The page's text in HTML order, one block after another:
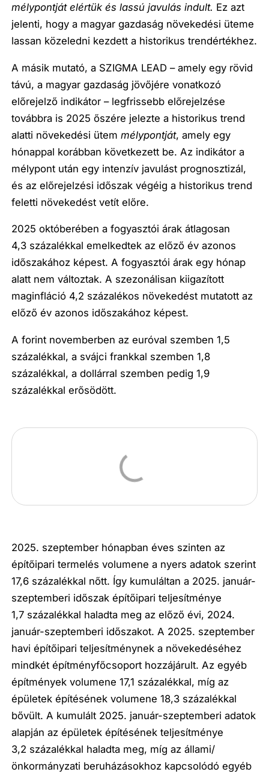
mélypontját elértük és lassú javulás indult. Ez azt
jelenti, hogy a magyar gazdaság növekedési üteme
lassan közeledni kezdett a historikus trendértékhez.
A másik mutató, a SZIGMA LEAD – amely egy rövid
távú, a magyar gazdaság jövőjére vonatkozó
előrejelző indikátor – legfrissebb előrejelzése
továbbra is 2025 őszére jelezte a historikus trend
alatti növekedési ütemmélypontját, amely egy
hónappal korábban következett be. Az indikátor a
mélypont után egy intenzív javulást prognosztizál,
és az előrejelzési időszak végéig a historikus trend
feletti növekedést vetít előre.
2025 októberében a fogyasztói árak átlagosan
4,3 százalékkal emelkedtek az előző év azonos
időszakához képest. A fogyasztói árak egy hónap
alatt nem változtak. A szezonálisan kiigazított
maginfláció 4,2 százalékos növekedést mutatott az
előző év azonos időszakához képest.
A forint novemberben az euróval szemben 1,5
százalékkal, a svájci frankkal szemben 1,8
százalékkal, a dollárral szemben pedig 1,9
százalékkal erősödött.
2025. szeptember hónapban éves szinten az
építőipari termelés volumene a nyers adatok szerint
17,6 százalékkal nőtt. Így kumuláltan a 2025. január-
szeptemberi időszak építőipari teljesítménye
1,7 százalékkal haladta meg az előző évi, 2024.
január-szeptemberi időszakot. A 2025. szeptember
havi építőipari teljesítménynek a növekedéséhez
mindkét építményfőcsoport hozzájárult. Az egyéb
építmények volumene 17,1 százalékkal, míg az
épületek építésének volumene 18,3 százalékkal
bővült. A kumulált 2025. január-szeptemberi adatok
alapján az épületek építésének teljesítménye
3,2 százalékkal haladta meg, míg az állami/
önkormányzati beruházásokhoz kapcsolódó egyéb